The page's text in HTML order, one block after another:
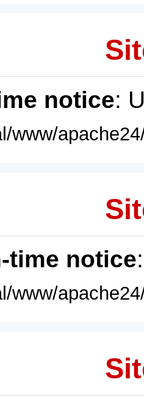
notice:
www/
time notice
www/